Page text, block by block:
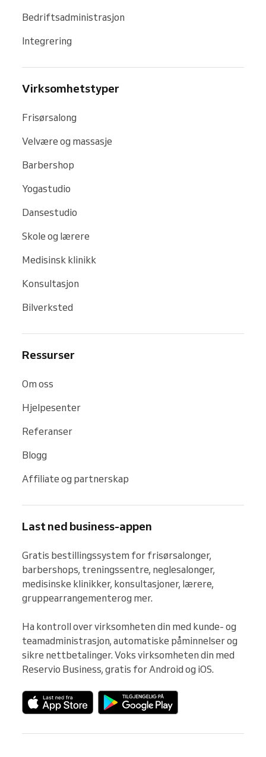
Bedriftsadministrasjon
Integrering
Virksomhetstyper
Frisørsalong
Velvære og massasje
Barbershop
Yogastudio
Dansestudio
Skole og lærere
Medisinsk klinikk
Konsultasjon
Bilverksted
Ressurser
Om oss
Hjelpesenter
Referanser
Blogg
Affiliate og partnerskap
Last ned business-appen
Gratis bestillingssystem for frisørsalonger,
barbershops, treningssentre, neglesalonger,
medisinske klinikker, konsultasjoner, lærere,
gruppearrangementerog mer.
Ha kontroll over virksomheten din med kunde- og
teamadministrasjon, automatiske påminnelser og
sikre nettbetalinger. Voks virksomheten din med
Reservio Business, gratis for Android og iOS.